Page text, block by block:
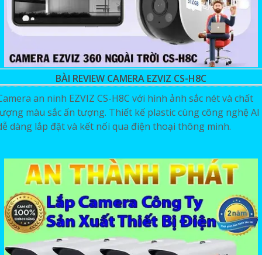
BÀI REVIEW CAMERA EZVIZ CS-H8C
an ninh EZVIZ CS-H8C với hình ảnh sắc nét và chất
màu sắc ấn tượng. Thiết kế plastic cùng công nghệ AI
dàng lắp đặt và kết nối qua điện thoại thông minh.